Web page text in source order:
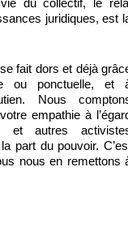
du collectif, le
juridiques, est
fait dors et déjà
ou ponctuelle, et
Nous
empathie à
et autres
part du pouvoir.
nous en remettons